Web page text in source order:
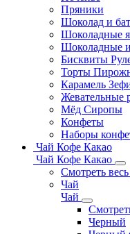
Пряники
Шоколад и
Шоколадные
Шоколадные
Бисквиты
Торты
Карамель
Жевательные
Мёд Сиропы
Конфеты
Наборы
Чай Кофе Какао
Чай Кофе Какао
Смотреть весь
Чай
Чай
Черный